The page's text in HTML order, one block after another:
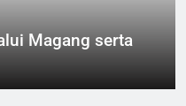
Magang serta